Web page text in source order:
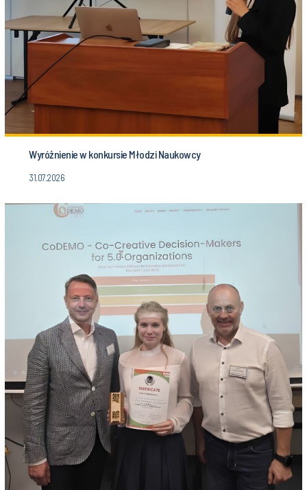
Wyróżnienie w konkursie Młodzi Naukowcy
31.07.2026
Międzynarodowy sukces studentki Wydziału Chemicznego